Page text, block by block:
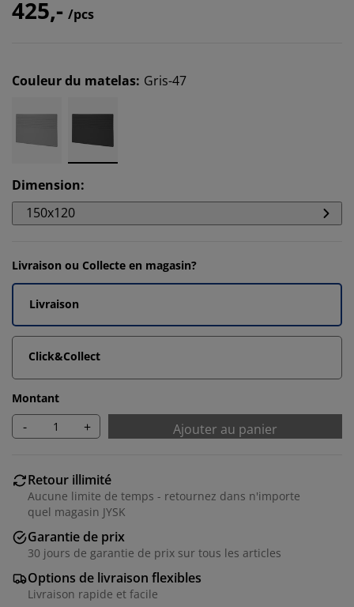
425,- /pcs
Couleur du matelas: Gris-47
Dimension:
150x120
Livraison ou Collecte en magasin?
Livraison
Click&Collect
Montant
- + Ajouter au panier
Retour illimité
Aucune limite de temps - retournez dans n'importe
quel magasin JYSK
Garantie de prix
30 jours de garantie de prix sur tous les articles
Options de livraison flexibles
Livraison rapide et facile